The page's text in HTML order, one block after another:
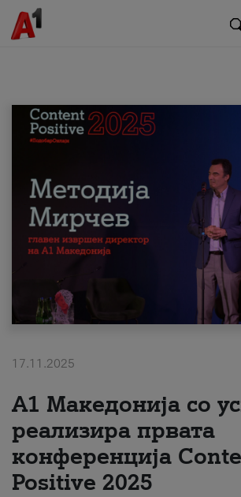
МК EN
Приватни Деловни
Поддршка
Надополни кредит
#ПодобарОнлајн
17.11.2025
А1 Македонија со
реализира првата
конференција
Positive 2025